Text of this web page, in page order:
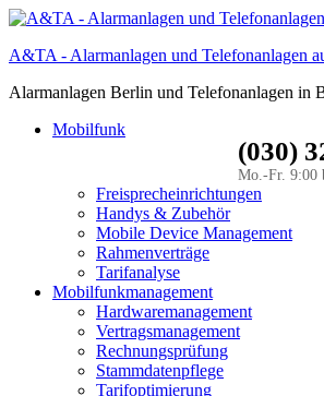
A&TA - Alarmanlagen und Telefonanlagen
Alarmanlagen Berlin und Telefonanlagen in
(030)
Mo.-Fr. 9:00
Mobilfunk
Freisprecheinrichtungen
Handys & Zubehör
Mobile Device Management
Rahmenverträge
Tarifanalyse
Mobilfunkmanagement
Hardwaremanagement
Vertragsmanagement
Rechnungsprüfung
Stammdatenpflege
Tarifoptimierung